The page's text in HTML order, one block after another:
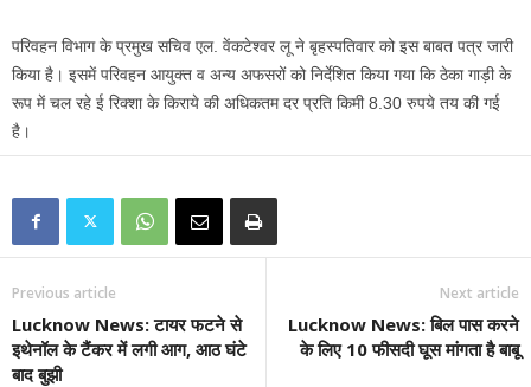
परिवहन विभाग के प्रमुख सचिव एल. वेंकटेश्वर लू ने बृहस्पतिवार को इस बाबत पत्र जारी
किया है। इसमें परिवहन आयुक्त व अन्य अफसरों को निर्देशित किया गया कि ठेका गाड़ी के
रूप में चल रहे ई रिक्शा के किराये की अधिकतम दर प्रति किमी 8.30 रुपये तय की गई
है।
Previous article
Lucknow News: टायर फटने से
इथेनॉल के टैंकर में लगी आग, आठ घंटे
बाद बुझी
Next article
Lucknow News: बिल पास करने
के लिए 10 फीसदी घूस मांगता है बाबू